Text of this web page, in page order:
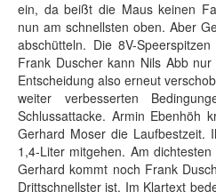
ein, da beißt die Maus keinen
nun am schnellsten oben. Aber
abschütteln. Die 8V-
Frank Duscher kann Nils Abb
Entscheidung also erneut
weiter verbesserten
Schlussattacke. Armin Ebenhöh
Gerhard Moser die Laufbestzeit.
1,4-Liter mitgehen. Am
Gerhard kommt noch Frank
Drittschnellster ist. Im Klartext